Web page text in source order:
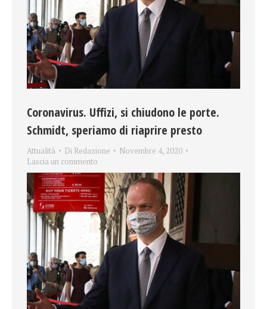
Coronavirus. Uffizi, si chiudono le porte.
Schmidt, speriamo di riaprire presto
Attualità Di Redazione
Novembre 4, 2020
Lascia un commento